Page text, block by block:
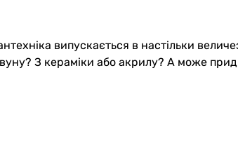
випускається в настільки
З кераміки або акрилу? А може